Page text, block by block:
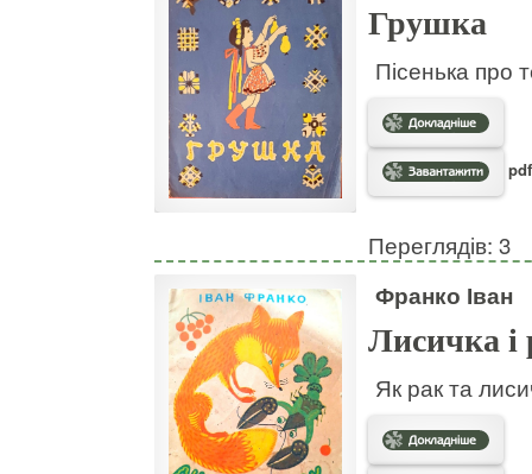
Грушка
Пісенька про
Переглядів: 3
Франко Іван
Лисичка і
Як рак та